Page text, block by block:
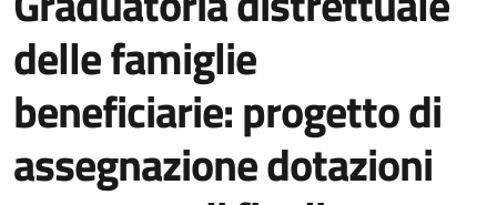
delle famiglie
beneficiarie: progetto di
assegnazione dotazioni